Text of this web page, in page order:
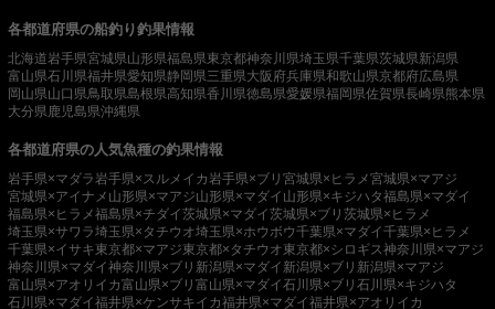
各都道府県の船釣り釣果情報
北海道岩手県宮城県山形県福島県東京都神奈川県埼玉県千葉県茨城県新潟県
富山県石川県福井県愛知県静岡県三重県大阪府兵庫県和歌山県京都府広島県
岡山県山口県鳥取県島根県高知県香川県徳島県愛媛県福岡県佐賀県長崎県熊本県
大分県 鹿児島県沖縄県
各都道府県の人気魚種の釣果情報
岩手県×マダラ 岩手県×スルメイカ 岩手県×ブリ 宮城県×ヒラメ宮城県×マアジ
宮城県×アイナメ 山形県×マアジ山形県×マダイ 山形県×キジハタ福島県×マダイ
福島県×ヒラメ福島県×チダイ茨城県×マダイ茨城県×ブリ 茨城県×ヒラメ
埼玉県×サワラ埼玉県×タチウオ埼玉県×ホウボウ千葉県×マダイ千葉県×ヒラメ
千葉県×イサキ東京都×マアジ東京都×タチウオ東京都×シロギス神奈川県×マアジ
神奈川県×マダイ神奈川県×ブリ 新潟県×マダイ 新潟県×ブリ 新潟県×マアジ
富山県×アオリイカ富山県×ブリ 富山県×マダイ石川県×ブリ 石川県×キジハタ
石川県×マダイ福井県×ケンサキイカ福井県×マダイ福井県×アオリイカ